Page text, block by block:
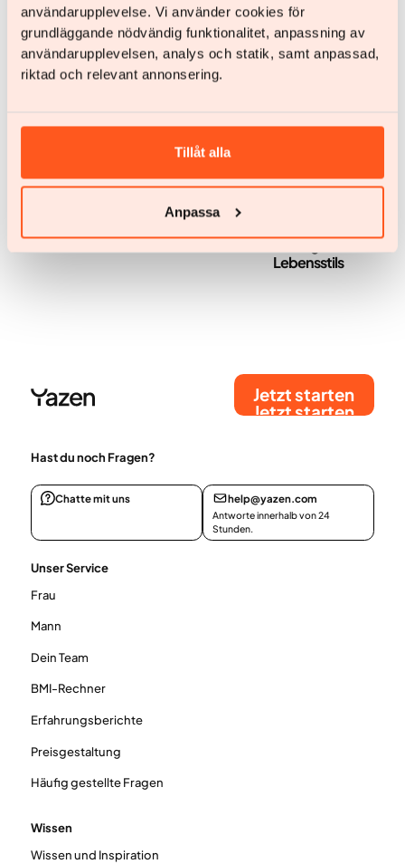
användarupplevelse. Vi använder cookies för
grundläggande nödvändig funktionalitet, anpassning av
användarupplevelsen, analys och statik, samt anpassad,
riktad och relevant annonsering.
Tillåt alla
Anpassa
Behandlungsmöglichkeiten es gibt und wie du deinen
Appetit regulieren kannst.
Deine Alternative zur
Abnehmen ohne OP
Hilfe beim Abnehmen –
Änderungen des
Lebensstils
Jetzt starten
Jetzt starten
Hast du noch Fragen?
Chatte mit uns help@yazen.com
Antworte innerhalb von 24
Stunden.
Unser Service
Frau
Mann
Dein Team
BMI-Rechner
Erfahrungsberichte
Preisgestaltung
Häufig gestellte Fragen
Wissen
Wissen und Inspiration